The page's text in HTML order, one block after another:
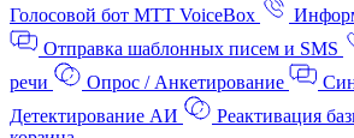
Голосовой бот МТТ VoiceBox
Отправка шаблонных писем и SMS
речи
Опрос / Анкетирование
Детектирование АИ
Реактивация